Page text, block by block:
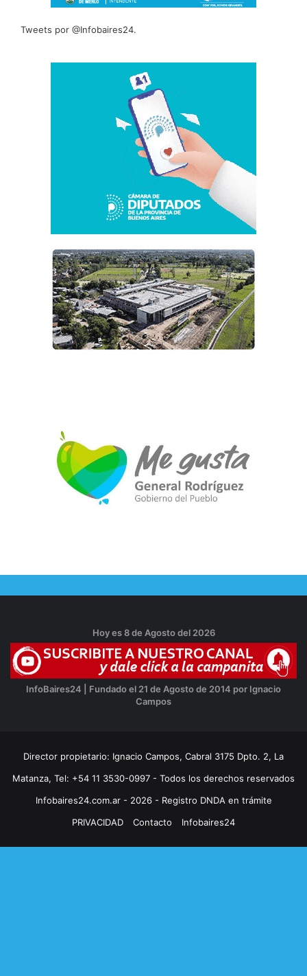
Tweets por @Infobaires24.
Hoy es 8 de Agosto del 2026
InfoBaires24 | Fundado el 21 de Agosto de 2014 por Ignacio
Campos
Director propietario: Ignacio Campos, Cabral 3175 Dpto. 2, La
Matanza, Tel: +54 11 3530-0997 - Todos los derechos reservados
Infobaires24.com.ar - 2026 - Registro DNDA en trámite
PRIVACIDAD
Contacto Infobaires24